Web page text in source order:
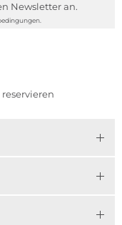
Newsletter an.